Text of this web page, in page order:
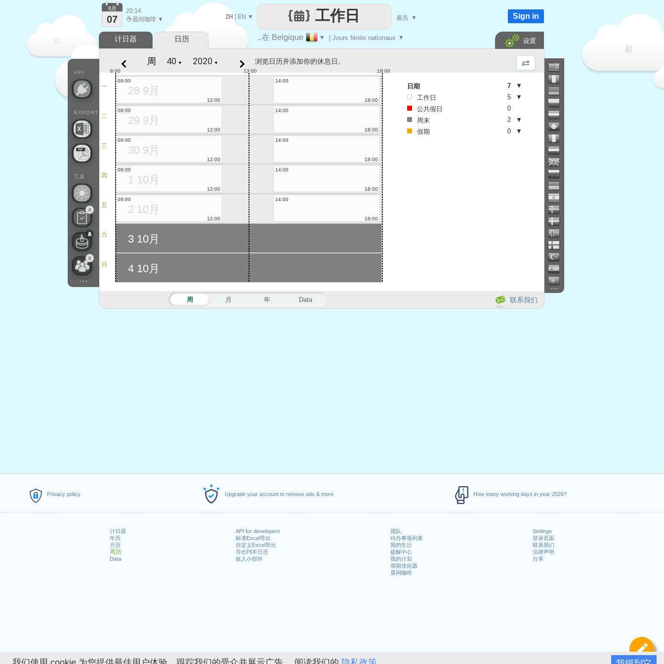
Privacy policy Upgrade your account to remove ads & more How many working days in year 2026?
计日器
年历
月历
周历
Data
API for developers
标准Excel导出
自定义Excel导出
导出PDF日历
嵌入小部件
团队
待办事项列表
我的生日
提醒中心
我的计划
假期优化器
晨间咖啡
Settings
登录页面
联系我们
法律声明
分享
定
让
每一天
都
..在 Belgique ▼ | Jours fériés nationaux ▼
工作日
ZH | EN ▼ 雇员 ▼
API
EXPORT
工具
0
0
...
8月
07
20:14
☕晨间咖啡 ▼ Sign in
计日器 日历 设置
...
联系我们
周 月 年 Data
周 ▼ ▼ 浏览日历并添加你的休息日。
一
二
三
四
五
六
日
13:00
8:00 18:00
28 9月
08:00
12:00
14:00
18:00
29 9月
08:00
12:00
14:00
18:00
30 9月
08:00
12:00
14:00
18:00
1 10月
08:00
12:00
14:00
18:00
2 10月
08:00
12:00
14:00
18:00
3 10月
4 10月
日期 7
▼
工作日
5
▼
公共假日
0
周末
2
▼
假期
0 ▼